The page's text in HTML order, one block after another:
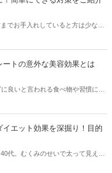
でお手入れしていると方は少ない
重要です。今回は、若々しい首元
るための豆知識をご紹介します。
トの意外な美容効果とは
良いと言われる食べ物や習慣に関
方や選び方を意識することで、チ
容にも良い効果をもたらします。
、美容の面からご紹介します♪
イエット効果を深掘り！目的
代。むくみのせいで太って見えて